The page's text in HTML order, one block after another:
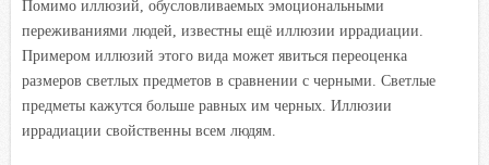
Помимо иллюзий, обусловливаемых эмоциональными
переживаниями людей, известны ещё иллюзии иррадиации.
Примером иллюзий этого вида может явиться переоценка
размеров светлых предметов в сравнении с черными. Светлые
предметы кажутся больше равных им черных. Иллюзии
иррадиации свойственны всем людям.